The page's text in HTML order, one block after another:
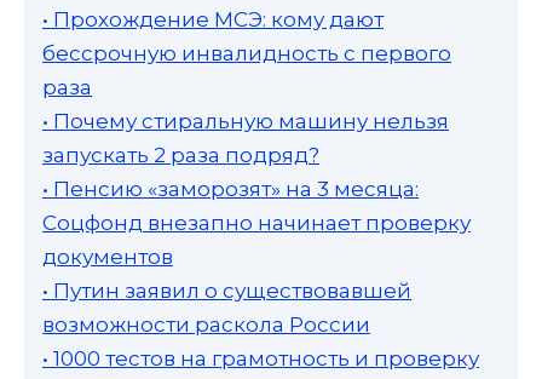
• Прохождение МСЭ: кому дают
бессрочную инвалидность с первого
раза
• Почему стиральную машину нельзя
запускать 2 раза подряд?
• Пенсию «заморозят» на 3 месяца:
Соцфонд внезапно начинает проверку
документов
• Путин заявил о существовавшей
возможности раскола России
• 1000 тестов на грамотность и проверку